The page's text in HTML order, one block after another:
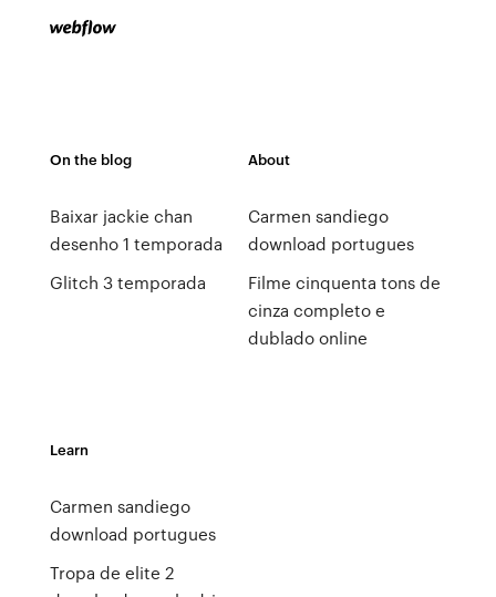
On the blog
Baixar jackie chan
desenho 1 temporada
Glitch 3 temporada
About
Carmen sandiego
download portugues
Filme cinquenta tons de
cinza completo e
dublado online
Learn
Carmen sandiego
download portugues
Tropa de elite 2